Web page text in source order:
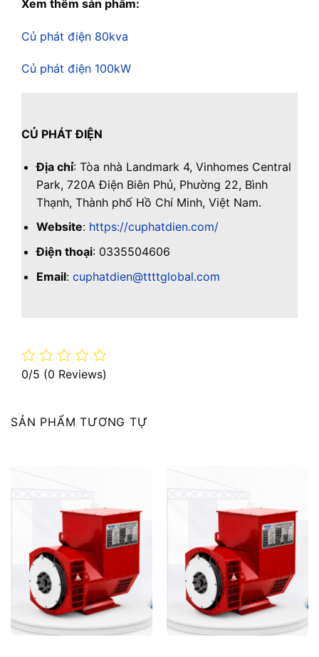
Xem thêm sản phẩm:
Củ phát điện 80kva
Củ phát điện 100kW
CỦ PHÁT ĐIỆN
Địa chỉ: Tòa nhà Landmark 4, Vinhomes Central
Park, 720A Điện Biên Phủ, Phường 22, Bình
Thạnh, Thành phố Hồ Chí Minh, Việt Nam.
Website: https://cuphatdien.com/
Điện thoại: 0335504606
Email: cuphatdien@ttttglobal.com
0/5 (0 Reviews)
SẢN PHẨM TƯƠNG TỰ